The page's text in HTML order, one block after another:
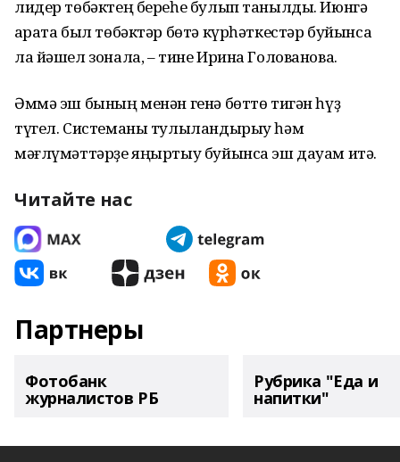
лидер төбәктең береһе булып танылды. Июнгә
ҡарата был төбәктәр бөтә күрһәткестәр буйынса
ла йәшел зонала, – тине Ирина Голованова.
Әммә эш бының менән генә бөттө тигән һүҙ
түгел. Системаны тулыландырыу һәм
мәғлүмәттәрҙе яңыртыу буйынса эш дауам итә.
Читайте нас
Партнеры
Фотобанк
журналистов РБ
Рубрика "Еда и
напитки"